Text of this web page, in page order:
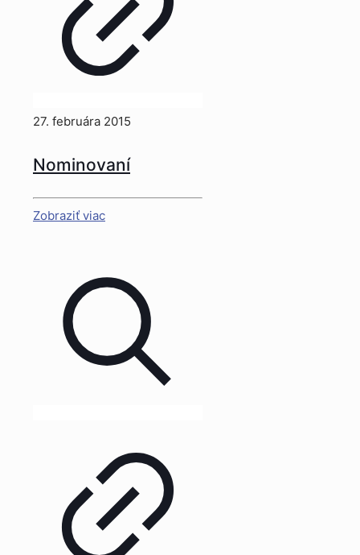
27. februára 2015
Nominovaní
Zobraziť viac